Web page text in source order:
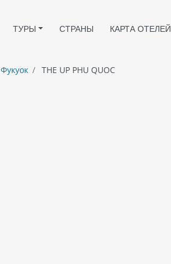
ТУРЫ СТРАНЫ КАРТА ОТЕЛЕЙ
Фукуок THE UP PHU QUOC